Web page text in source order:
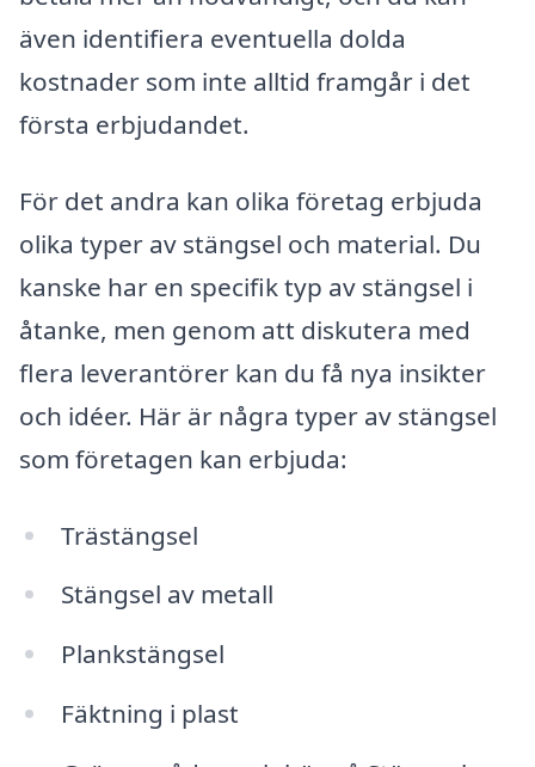
även identifiera eventuella dolda
kostnader som inte alltid framgår i det
första erbjudandet.
För det andra kan olika företag erbjuda
olika typer av stängsel och material. Du
kanske har en specifik typ av stängsel i
åtanke, men genom att diskutera med
flera leverantörer kan du få nya insikter
och idéer. Här är några typer av stängsel
som företagen kan erbjuda:
Trästängsel
Stängsel av metall
Plankstängsel
Fäktning i plast